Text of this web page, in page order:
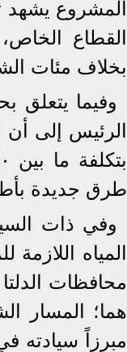
المشروع يشهد
بخلاف مئات
وفيما يتعلق
طرق جديدة بأطوال
وفي ذات
المياه
محافظات
مبرزاً سيادته